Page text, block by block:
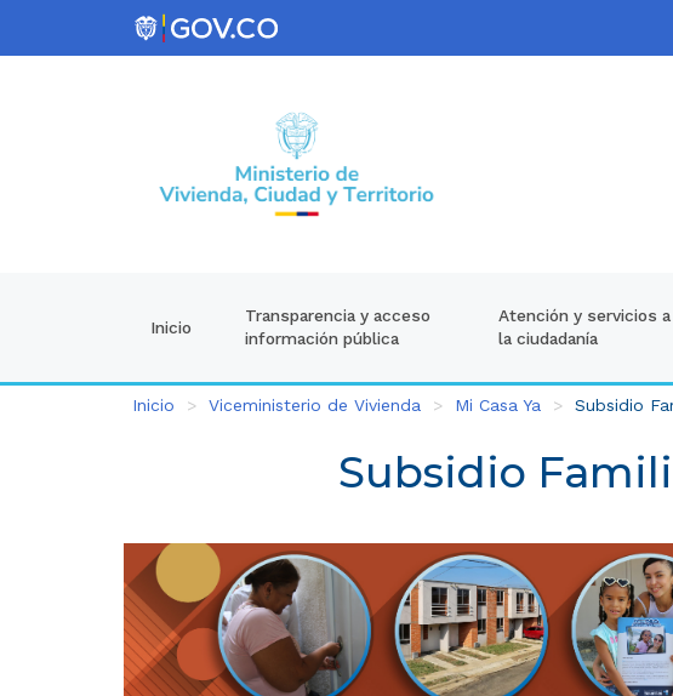
Inicio
Transparencia y acceso
información pública
Atención y servicios a
la ciudadanía
Inicio Viceministerio de Vivienda Mi Casa Ya Subsidio
Subsidio